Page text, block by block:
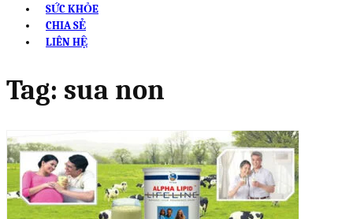
SỨC KHỎE
CHIA SẺ
LIÊN HỆ
Tag: sua non